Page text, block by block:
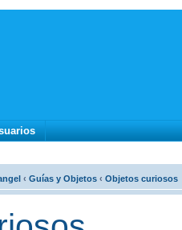
‹ Guías y Objetos ‹ Objetos curiosos